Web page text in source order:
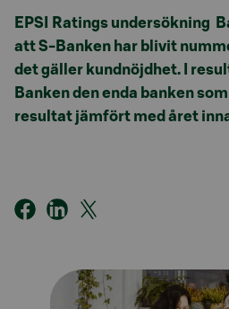
EPSI Ratings undersökning
att S-Banken har blivit
det gäller kundnöjdhet. I
Banken den enda banken
resultat jämfört med året